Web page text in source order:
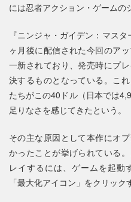
には忍者アクション・ゲームの
『ニンジャ・ガイデン：マス
ヶ月後に配信された今回のア
一新されており、発売時にプ
決するものとなっている。こ
たちがこの40ドル（日本では
足りなさを感じてきたという。
その主な原因として本作にオ
かったことが挙げられている
レイするには、ゲームを起動
「最大化アイコン」をクリック